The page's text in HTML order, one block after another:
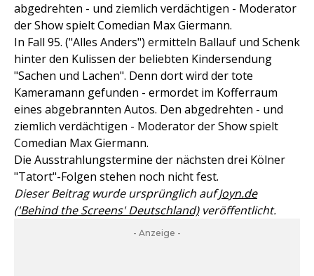
abgedrehten - und ziemlich verdächtigen - Moderator
der Show spielt Comedian Max Giermann.
In Fall 95. ("Alles Anders") ermitteln Ballauf und Schenk
hinter den Kulissen der beliebten Kindersendung
"Sachen und Lachen". Denn dort wird der tote
Kameramann gefunden - ermordet im Kofferraum
eines abgebrannten Autos. Den abgedrehten - und
ziemlich verdächtigen - Moderator der Show spielt
Comedian Max Giermann.
Die Ausstrahlungstermine der nächsten drei Kölner
"Tatort"-Folgen stehen noch nicht fest.
Dieser Beitrag wurde ursprünglich aufJoyn.de
('Behind the Screens' Deutschland)veröffentlicht.
- Anzeige -